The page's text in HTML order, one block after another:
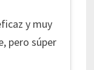
y muy
pero súper